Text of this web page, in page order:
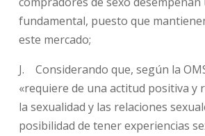
fundamental, puesto que
este mercado;
J. Considerando que, según la
«requiere de una actitud positiva y
la sexualidad y las relaciones
posibilidad de tener experiencias